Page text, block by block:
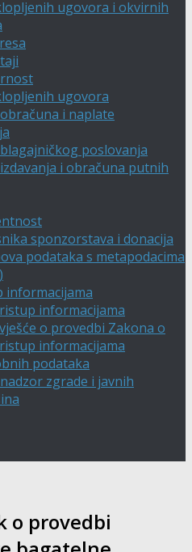
ugovora i okvirnih
ugovora
i naplate
poslovanja
i obračuna putnih
sponzorstava i donacija
podataka s metapodacima
informacijama
informacijama
o provedbi Zakona o
informacijama
podataka
zgrade i javnih
o provedbi